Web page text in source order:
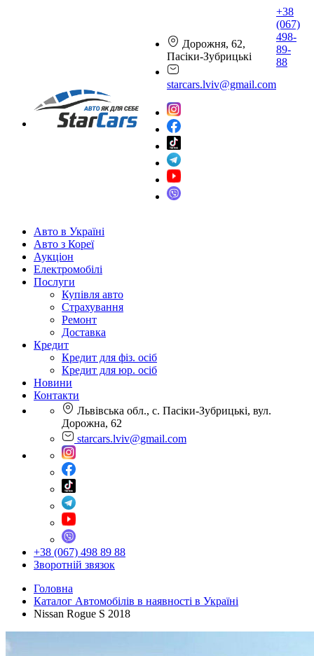
Дорожня, 62,
Пасіки-Зубрицькі
starcars.lviv@gmail.com
+38
(067)
498-
89-
88
Авто в Україні
Авто з Кореї
Аукціон
Електромобілі
Послуги
Купівля авто
Страхування
Ремонт
Доставка
Кредит
Кредит для фіз. осіб
Кредит для юр. осіб
Новини
Контакти
Львівська обл., с. Пасіки-Зубрицькі, вул.
Дорожна, 62
starcars.lviv@gmail.com
+38 (067) 498 89 88
Зворотній звязок
Головна
Каталог Автомобілів в наявності в Україні
Nissan Rogue S 2018